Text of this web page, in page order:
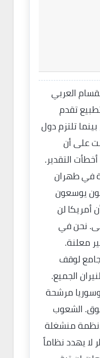
العربي
تقدم
تلتزم دول
على أن
التقدير.
في طهران
يوسعون
أمريكا لن
نحن في
معلنة.
لوقف
الجميع.
مرشحة
الشعوب
منشغلة
لا يهدد نظاماً